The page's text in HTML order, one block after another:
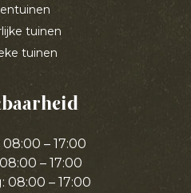
tuinen
tuinen
– 17:00
– 17:00
08:00 – 17:00